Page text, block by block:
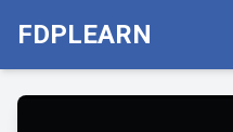
FDPLEARN